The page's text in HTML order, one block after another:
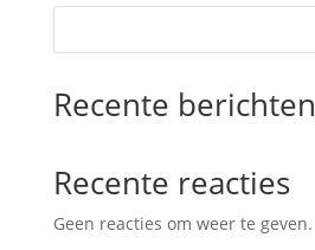
Recente berichten
Recente reacties
Geen reacties om weer te geven.